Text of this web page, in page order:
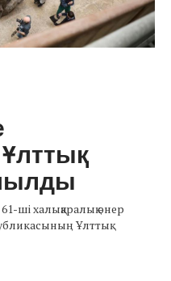
ші халықаралық өнер
Ұлттық